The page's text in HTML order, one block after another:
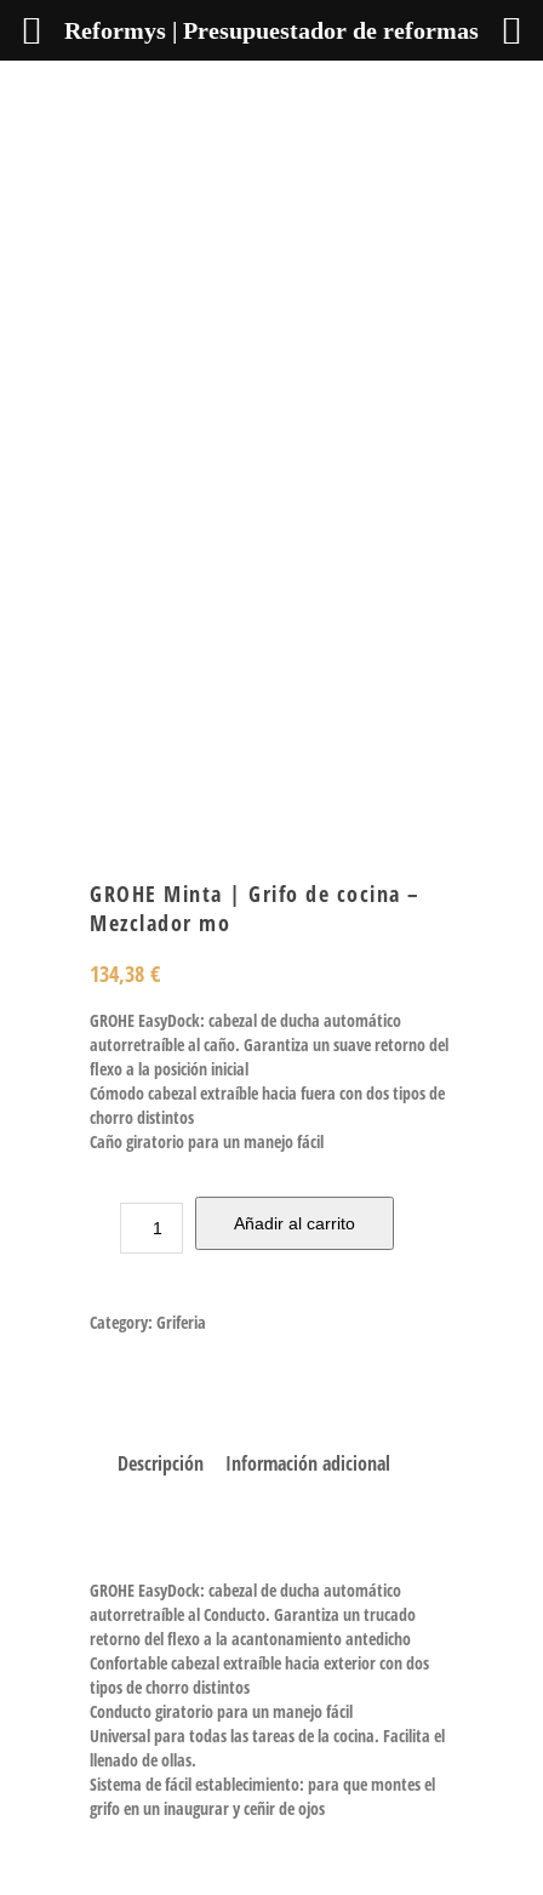
GROHE Minta | Grifo de cocina –
Mezclador mo
134,38 €
GROHE EasyDock: cabezal de ducha automático
autorretraíble al caño. Garantiza un suave retorno del
flexo a la posición inicial
Cómodo cabezal extraíble hacia fuera con dos tipos de
chorro distintos
Caño giratorio para un manejo fácil
Añadir al carrito
Category: Griferia
Descripción Información adicional
GROHE EasyDock: cabezal de ducha automático
autorretraíble al Conducto. Garantiza un trucado
retorno del flexo a la acantonamiento antedicho
Confortable cabezal extraíble hacia exterior con dos
tipos de chorro distintos
Conducto giratorio para un manejo fácil
Universal para todas las tareas de la cocina. Facilita el
llenado de ollas.
Sistema de fácil establecimiento: para que montes el
grifo en un inaugurar y ceñir de ojos
Reformys | Presupuestador de reformas